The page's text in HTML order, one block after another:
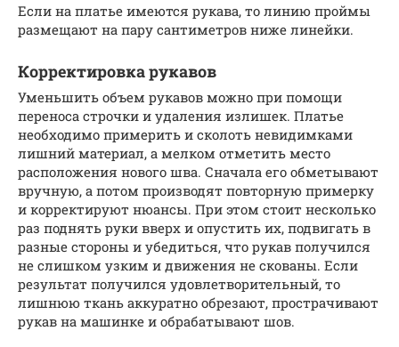
Если на платье имеются рукава, то линию проймы
размещают на пару сантиметров ниже линейки.
Корректировка рукавов
Уменьшить объем рукавов можно при помощи
переноса строчки и удаления излишек. Платье
необходимо примерить и сколоть невидимками
лишний материал, а мелком отметить место
расположения нового шва. Сначала его обметывают
вручную, а потом производят повторную примерку
и корректируют нюансы. При этом стоит несколько
раз поднять руки вверх и опустить их, подвигать в
разные стороны и убедиться, что рукав получился
не слишком узким и движения не скованы. Если
результат получился удовлетворительный, то
лишнюю ткань аккуратно обрезают, прострачивают
рукав на машинке и обрабатывают шов.